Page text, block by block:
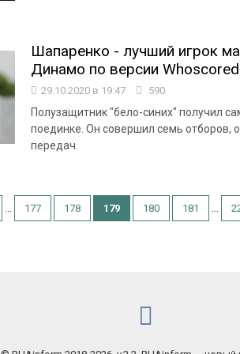
Шапаренко - лучший игрок
Динамо по версии Whoscored
29.10.2020 в 19:47 590
Полузащитник "бело-синих" получил
поединке. Он совершил семь отборов,
передач.
177 178 179 180 181